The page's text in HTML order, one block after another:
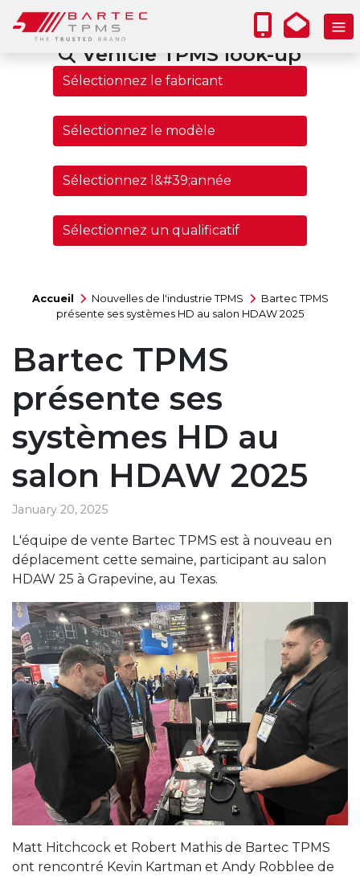
Vehicle TPMS look-up
Accueil Nouvelles de l'industrie TPMS
Bartec TPMS
présente ses systèmes HD au salon HDAW 2025
Bartec TPMS
présente ses
systèmes HD au
salon HDAW 2025
January 20, 2025
L'équipe de vente Bartec TPMS est à nouveau en
déplacement cette semaine, participant au salon
HDAW 25 à Grapevine, au Texas.
Matt Hitchcock et Robert Mathis de Bartec TPMS
ont rencontré Kevin Kartman et Andy Robblee de